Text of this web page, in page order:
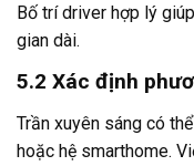
Bố trí driver hợp lý
gian dài.
5.2 Xác định
Trần xuyên sáng có
hoặc hệ smarthome.